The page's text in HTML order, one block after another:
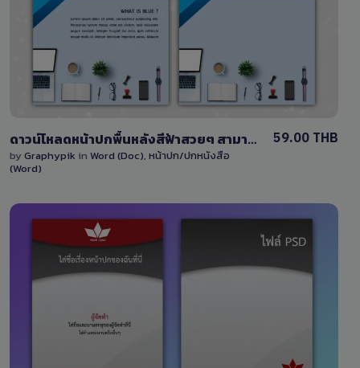
7 Sales
ดาวน์โหลดหน้าปกพื้นหลังสีฟ้าสวยๆ สามารถแก้ไขได้ด้วยไฟล์ Word (DOCX)
by Graphypik in Word (Doc), หน้าปก/ปกหนังสือ
(Word)
59.00 THB